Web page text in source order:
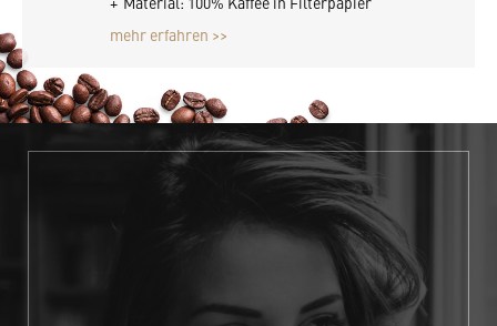
mehr erfahren >>